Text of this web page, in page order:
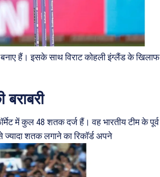
हैं। इसके साथ विराट कोहली इंग्लैंड के खिलाफ
में कुल 48 शतक दर्ज हैं। वह भारतीय टीम के पूर्व
शतक लगाने का रिकॉर्ड अपने